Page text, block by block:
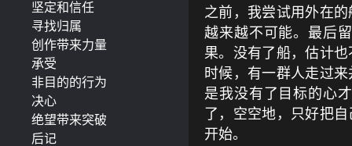
坚定和信任
寻找归属
创作带来力量
承受
非目的的行为
决心
绝望带来突破
后记
之前，我尝试用外在
越来越不可能。最后
果。没有了船，估计
时候，有一群人走过
是我没有了目标的心
了，空空地，只好把
开始。